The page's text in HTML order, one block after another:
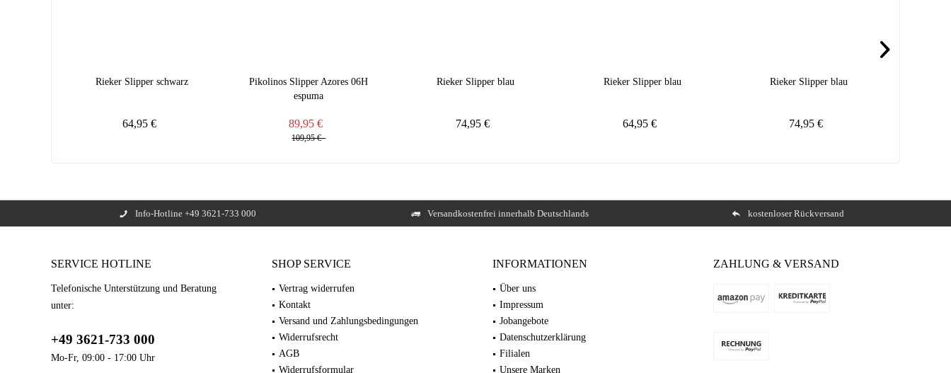
Rieker Slipper schwarz
64,95 €
Pikolinos Slipper Azores 06H
espuma
89,95 €
109,95 €
Rieker Slipper blau
74,95 €
Rieker Slipper blau
64,95 €
Rieker Slipper blau
74,95 €
Info-Hotline +49 3621-733 000 Versandkostenfrei innerhalb Deutschlands kostenloser Rückversand
SERVICE HOTLINE
Telefonische Unterstützung und Beratung
unter:
+49 3621-733 000
Mo-Fr, 09:00 - 17:00 Uhr
SHOP SERVICE
Vertrag widerrufen
Kontakt
Versand und Zahlungsbedingungen
Widerrufsrecht
AGB
Widerrufsformular
INFORMATIONEN
Über uns
Impressum
Jobangebote
Datenschutzerklärung
Filialen
Unsere Marken
ZAHLUNG & VERSAND